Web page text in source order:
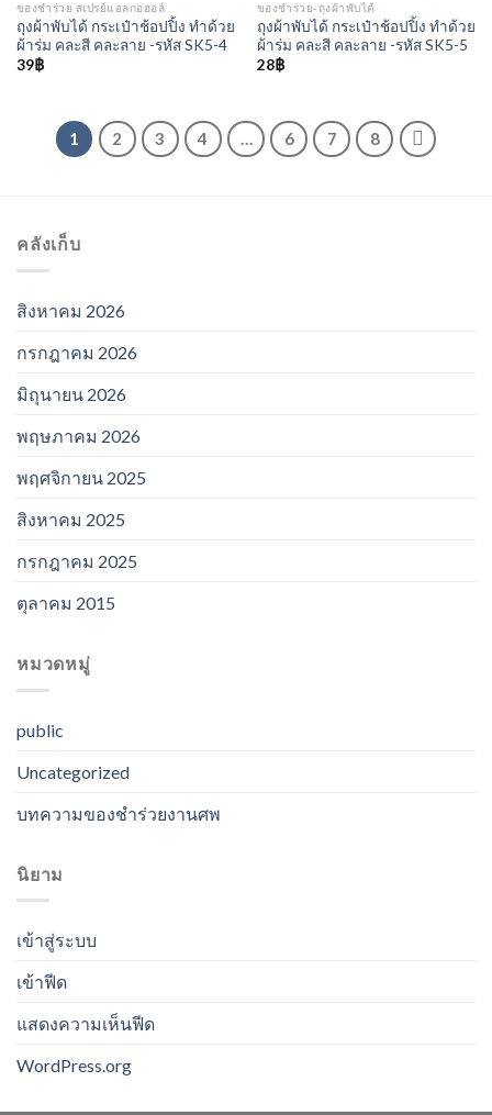
ของชำร่วย สเปรย์แอลกอฮอล์
ถุงผ้าพับได้ กระเป๋าช้อปปิ้ง ทำด้วย
ผ้าร่ม คละสี คละลาย -รหัส SK5-4
39฿
ของชำร่วย-ถุงผ้าพับได้
ถุงผ้าพับได้ กระเป๋าช้อปปิ้ง ทำด้วย
ผ้าร่ม คละสี คละลาย -รหัส SK5-5
28฿
1 2 3 4 … 6 7 8
คลังเก็บ
สิงหาคม 2026
กรกฎาคม 2026
มิถุนายน 2026
พฤษภาคม 2026
พฤศจิกายน 2025
สิงหาคม 2025
กรกฎาคม 2025
ตุลาคม 2015
หมวดหมู่
public
Uncategorized
บทความของชำร่วยงานศพ
นิยาม
เข้าสู่ระบบ
เข้าฟีด
แสดงความเห็นฟีด
WordPress.org